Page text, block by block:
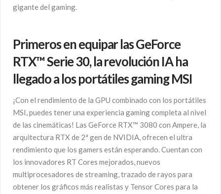
gigante del gaming.
Primeros en equipar las GeForce
RTX™ Serie 30, la revolución IA ha
llegado a los portátiles gaming MSI
¡Con el rendimiento de la GPU combinado con los portátiles
MSI, puedes tener una experiencia gaming completa al nivel
de las cinemáticas! Las GeForce RTX™ 3080 con Ampere, la
arquitectura RTX de 2ª gen de NVIDIA, ofrecen el ultra
rendimiento que los gamers están esperando. Cuentan con
los innovadores RT Cores mejorados, nuevos
multiprocesadores de streaming, trazado de rayos para
obtener los gráficos más realistas y Tensor Cores para la